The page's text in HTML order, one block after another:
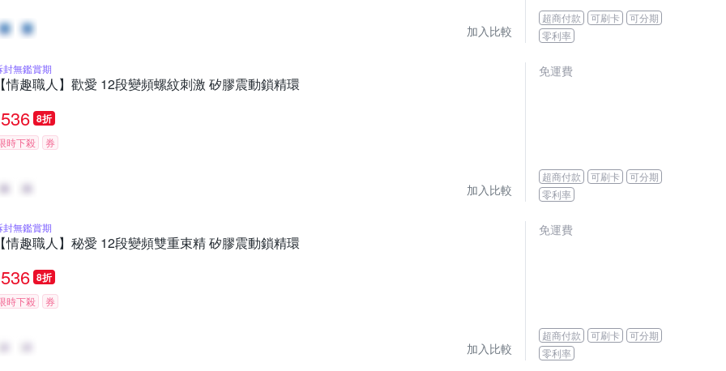
加入比較
超商付款 可刷卡
可分期
零利率
封無鑑賞期
情趣職人】歡愛 12段變頻螺紋刺激 矽膠震動鎖精環
536 8折
時下殺 券
加入比較
免運費
超商付款 可刷卡
可分期
零利率
封無鑑賞期
情趣職人】秘愛 12段變頻雙重束精 矽膠震動鎖精環
536 8折
時下殺 券
加入比較
免運費
超商付款 可刷卡
可分期
零利率